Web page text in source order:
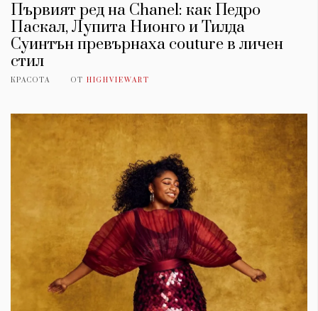
Първият ред на Chanel: как Педро
Паскал, Лупита Нионго и Тилда
Суинтън превърнаха couture в личен
стил
КРАСОТА ОТ HIGHVIEWART